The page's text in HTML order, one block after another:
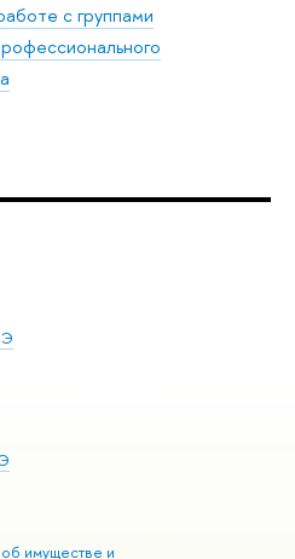
с группами
имуществе и